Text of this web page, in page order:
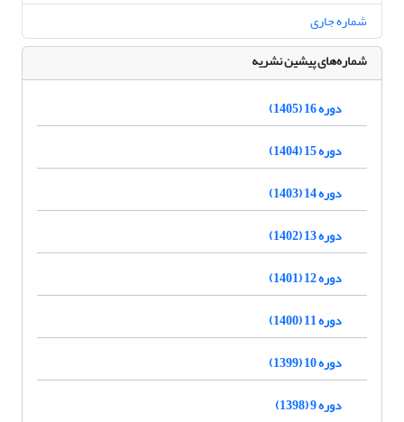
شماره جاری
شماره‌های پیشین نشریه
دوره 16 (1405)
دوره 15 (1404)
دوره 14 (1403)
دوره 13 (1402)
دوره 12 (1401)
دوره 11 (1400)
دوره 10 (1399)
دوره 9 (1398)